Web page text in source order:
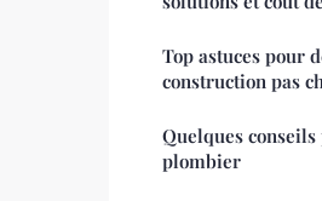
Top astuces pour
construction pas
Quelques
plombier